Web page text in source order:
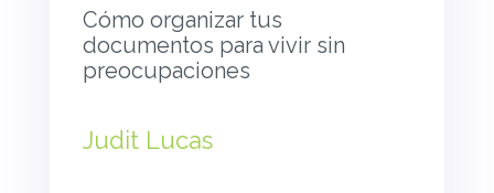
Cómo organizar tus
documentos para vivir sin
preocupaciones
Judit Lucas